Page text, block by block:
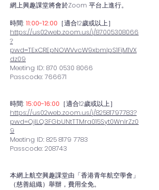
網上興趣課堂將會於Zoom 平台上進行。
時間: 11:00-12:00 ［適合12歲或以上］
https://us02web.zoom.us/j/87005308066
?
pwd=TExCREpNOWVvcW9xbmlpS1FjM1VX
dz09
Meeting ID: 870 0530 8066
Passcode: 766671
時間: 15:00-16:00 ［適合12歲或以上］
https://us02web.zoom.us/j/82581797783?
pwd=QjlLQ3FGbUNtTTMra015Syt0WnIrZz0
9
Meeting ID: 825 8179 7783
Passcode: 208743
本網上航空興趣課堂由「香港青年航空學會」
（慈善組織）舉辦，費用全免。